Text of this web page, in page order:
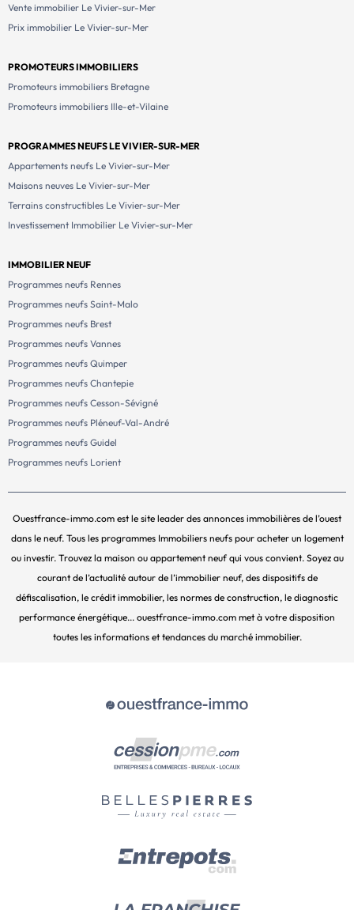
Vente immobilier Le Vivier-sur-Mer
Prix immobilier Le Vivier-sur-Mer
PROMOTEURS IMMOBILIERS
Promoteurs immobiliers Bretagne
Promoteurs immobiliers Ille-et-Vilaine
PROGRAMMES NEUFS LE VIVIER-SUR-MER
Appartements neufs Le Vivier-sur-Mer
Maisons neuves Le Vivier-sur-Mer
Terrains constructibles Le Vivier-sur-Mer
Investissement Immobilier Le Vivier-sur-Mer
IMMOBILIER NEUF
Programmes neufs Rennes
Programmes neufs Saint-Malo
Programmes neufs Brest
Programmes neufs Vannes
Programmes neufs Quimper
Programmes neufs Chantepie
Programmes neufs Cesson-Sévigné
Programmes neufs Pléneuf-Val-André
Programmes neufs Guidel
Programmes neufs Lorient
Ouestfrance-immo.com est le site leader des annonces immobilières de l’ouest
dans le neuf. Tous les programmes Immobiliers neufs pour acheter un logement
ou investir. Trouvez la maison ou appartement neuf qui vous convient. Soyez au
courant de l’actualité autour de l’immobilier neuf, des dispositifs de
défiscalisation, le crédit immobilier, les normes de construction, le diagnostic
performance énergétique... ouestfrance-immo.com met à votre disposition
toutes les informations et tendances du marché immobilier.